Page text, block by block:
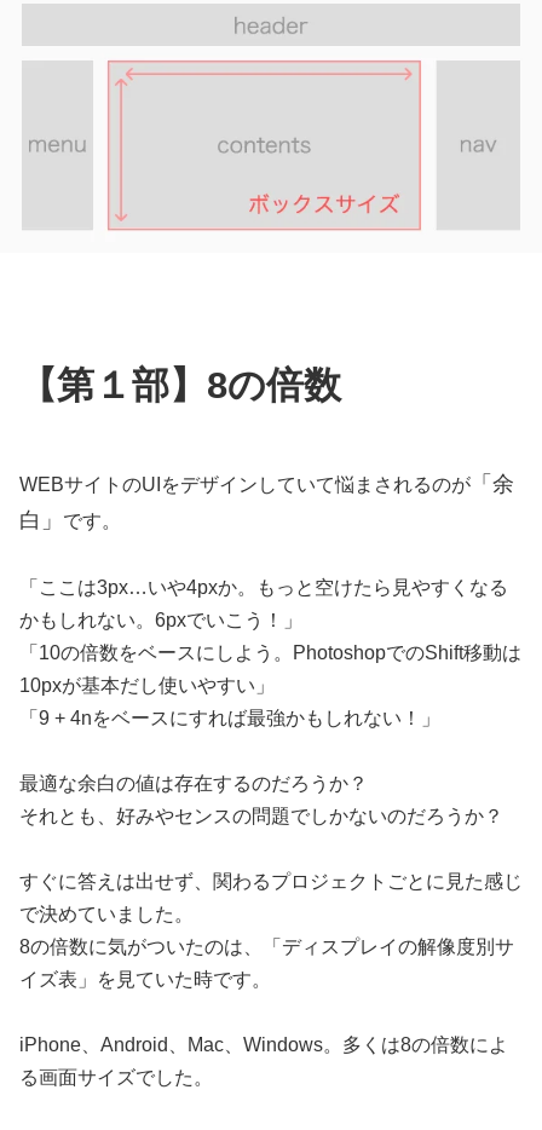
【第１部】8の倍数
WEBサイトのUIをデザインしていて悩まされるのが 「余
白」
です。
「ここは3px…いや4pxか。もっと空けたら見やすくなる
かもしれない。6pxでいこう！」
「10の倍数をベースにしよう。PhotoshopでのShift移動は
10pxが基本だし使いやすい」
「9 + 4nをベースにすれば最強かもしれない！」
最適な余白の値は存在するのだろうか？
それとも、好みやセンスの問題でしかないのだろうか？
すぐに答えは出せず、関わるプロジェクトごとに見た感じ
で決めていました。
8の倍数に気がついたのは、「ディスプレイの解像度別サ
イズ表」を見ていた時です。
iPhone、Android、Mac、Windows。多くは8の倍数によ
る画面サイズでした。